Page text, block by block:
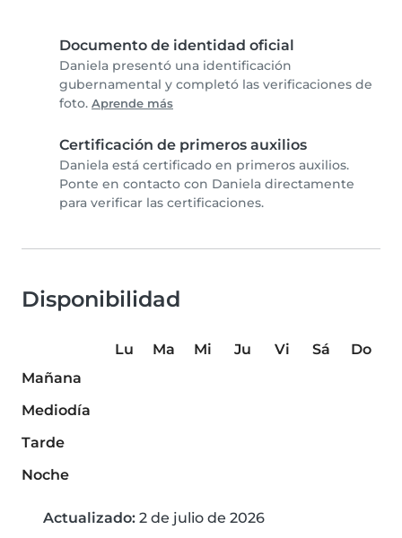
Documento de identidad oficial
Daniela presentó una identificación
gubernamental y completó las verificaciones de
foto. Aprende más
Certificación de primeros auxilios
Daniela está certificado en primeros auxilios.
Ponte en contacto con Daniela directamente
para verificar las certificaciones.
Disponibilidad
Lu Ma Mi Ju Vi Sá
Do
Mañana
Mediodía
Tarde
Noche
Actualizado: 2 de julio de 2026